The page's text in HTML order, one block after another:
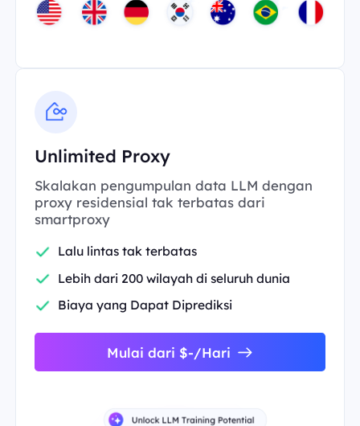
Unlimited Proxy
Skalakan pengumpulan data LLM dengan
proxy residensial tak terbatas dari
smartproxy
Lalu lintas tak terbatas
Lebih dari 200 wilayah di seluruh dunia
Biaya yang Dapat Diprediksi
Mulai dari $-/Hari